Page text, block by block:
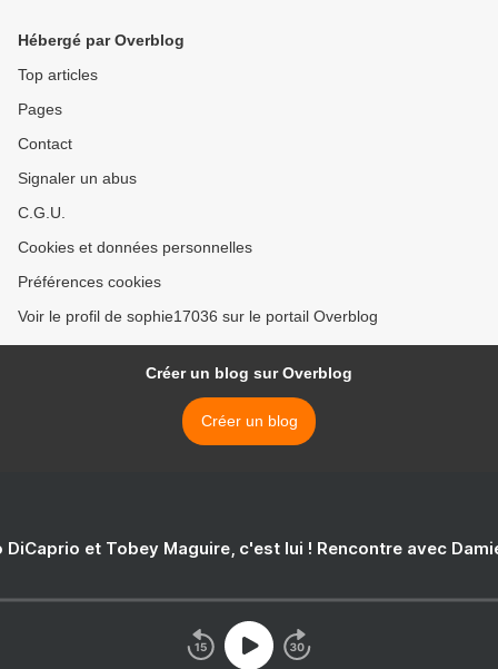
Hébergé par Overblog
Top articles
Pages
Contact
Signaler un abus
C.G.U.
Cookies et données personnelles
Préférences cookies
Voir le profil de sophie17036 sur le portail Overblog
Créer un blog sur Overblog
Créer un blog
DiCaprio et Tobey Maguire, c'est lui ! Rencontre avec